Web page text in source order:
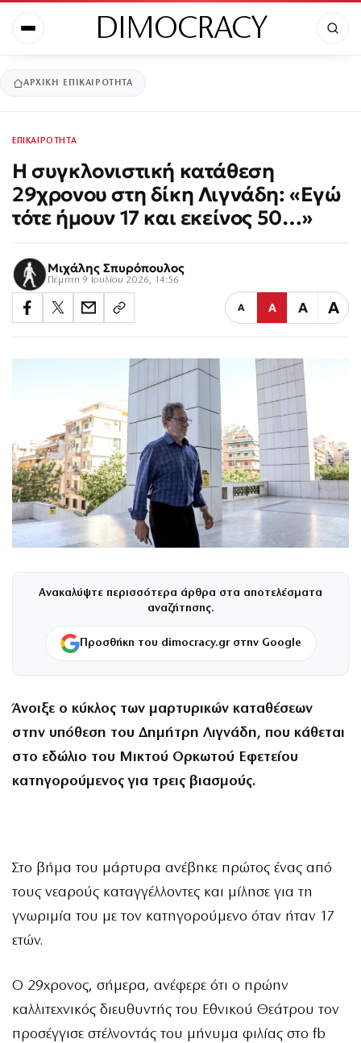
DIMOCRACY
ΑΡΧΙΚΉ ΕΠΙΚΑΙΡΟΤΗΤΑ
ΕΠΙΚΑΙΡΟΤΗΤΑ
Η συγκλονιστική κατάθεση
29χρονου στη δίκη Λιγνάδη: «Εγώ
τότε ήμουν 17 και εκείνος 50…»
Μιχάλης Σπυρόπουλος
Πέμπτη 9 Ιουλίου 2026, 14:56
Α Α Α Α
Ανακαλύψτε περισσότερα άρθρα στα αποτελέσματα
αναζήτησης.
Προσθήκη του dimocracy.gr στην Google
Άνοιξε ο κύκλος των μαρτυρικών καταθέσεων
στην υπόθεση του Δημήτρη Λιγνάδη, που κάθεται
στο εδώλιο του Μικτού Ορκωτού Εφετείου
κατηγορούμενος για τρεις βιασμούς.
Στο βήμα του μάρτυρα ανέβηκε πρώτος ένας από
τους νεαρούς καταγγέλλοντες και μίλησε για τη
γνωριμία του με τον κατηγορούμενο όταν ήταν 17
ετών.
Ο 29χρονος, σήμερα, ανέφερε ότι ο πρώην
καλλιτεχνικός διευθυντής του Εθνικού Θεάτρου τον
προσέγγισε στέλνοντάς του μήνυμα φιλίας στο fb